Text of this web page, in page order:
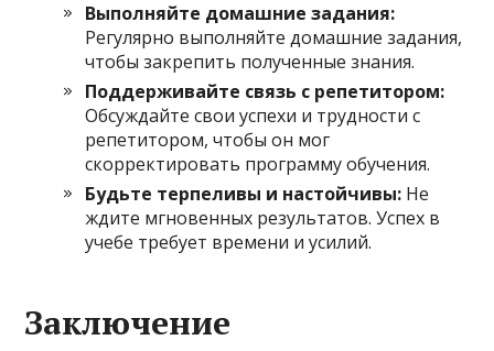
Выполняйте домашние задания:
Регулярно выполняйте домашние задания,
чтобы закрепить полученные знания.
Поддерживайте связь с репетитором:
Обсуждайте свои успехи и трудности с
репетитором, чтобы он мог
скорректировать программу обучения.
Будьте терпеливы и настойчивы: Не
ждите мгновенных результатов. Успех в
учебе требует времени и усилий.
Заключение